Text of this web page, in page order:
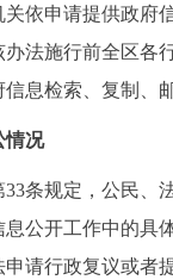
申请提供政府信
法施行前全区各
息检索、复制、
况
条规定，公民、
公开工作中的具
请行政复议或者